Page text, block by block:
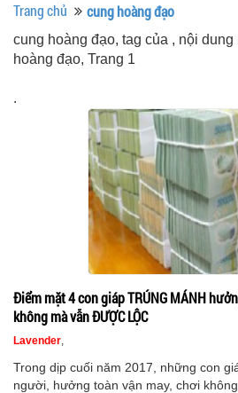
Trang chủ cung hoàng đạo
cung hoàng đạo, tag của , nội
hoàng đạo, Trang 1
.
Điểm mặt 4 con giáp TRÚNG MÁNH
không mà vẫn ĐƯỢC LỘC
Lavender,
Trong dịp cuối năm 2017, những con
người, hưởng toàn vận may, chơi